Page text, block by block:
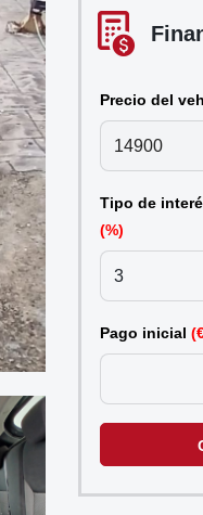
Precio del
Tipo de
(%)
Pago inicial